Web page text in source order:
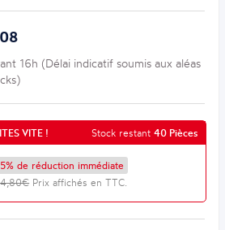
16h (Délai indicatif soumis aux aléas
VITE ! Stock restant 40 Pièces
5% de réduction immédiate
Prix affichés en TTC.